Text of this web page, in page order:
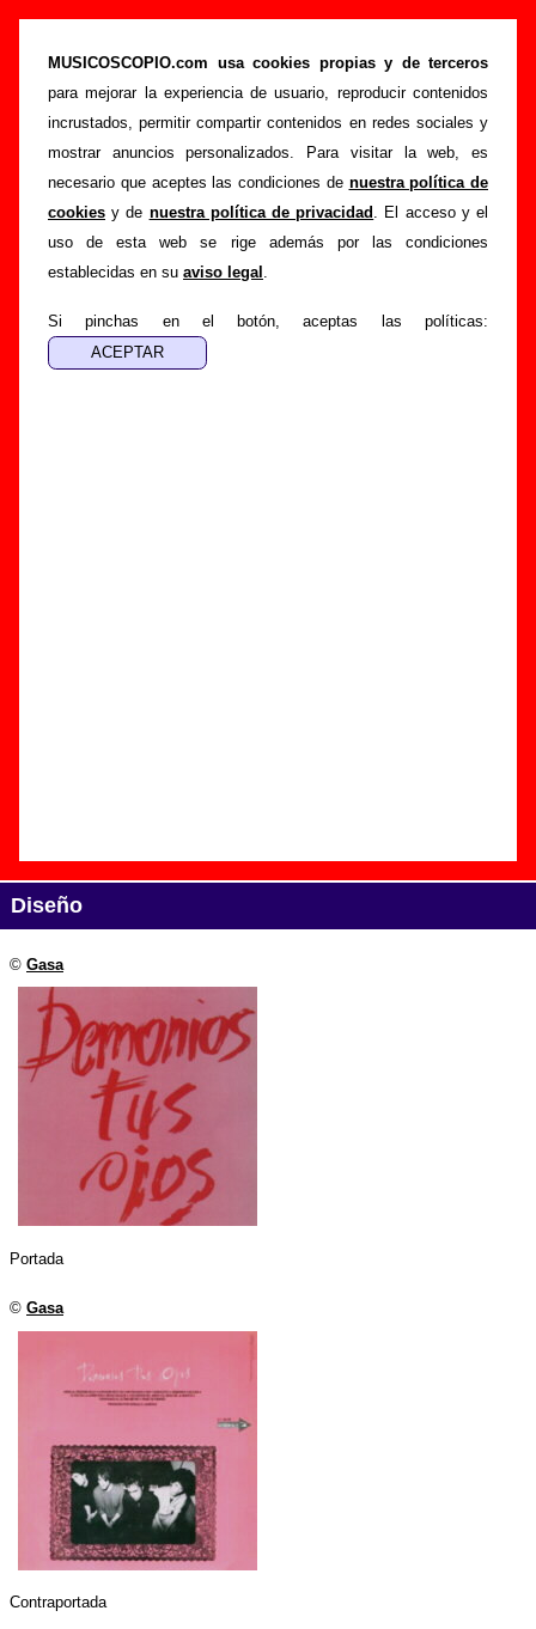
MUSICOSCOPIO.com usa cookies propias y de terceros
para mejorar la experiencia de usuario, reproducir contenidos
incrustados, permitir compartir contenidos en redes sociales y
mostrar anuncios personalizados. Para visitar la web, es
necesario que aceptes las condiciones de nuestra política de
cookies y de nuestra política de privacidad . El acceso y el
uso de esta web se rige además por las condiciones
establecidas en su aviso legal .
Si pinchas en el botón, aceptas las políticas:
“Demonios Tus Ojos (con Demonios Tus
Ojos)” (LP de vinilo de 12’’, 1988) - Corcobado
Portada >Corcobado >Discografía
Demonios Tus Ojos (con Demonios Tus Ojos)
Esta página pretende recopilar todo tipo de información
sobre eldisco “Demonios Tus Ojos (con Demonios Tus
Ojos)”, interpretado por Corcobado. Además del listado de
canciones incluidas en el disco, también se mostrarán en
esta página otros tipos de información a medida que estén
disponibles: los datos relacionados con su publicación, los
créditos de la grabación de las canciones (productor,
Diseño
© Gasa
Portada
© Gasa
Contraportada